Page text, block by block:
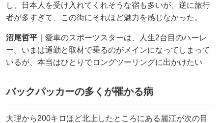
し、日本人を受け入れてくれそうな宿も多いが、逆に旅行
者が多すぎて、この街にそれほど魅力を感じなかった。
沼尾哲平 ｜愛車のスポーツスターは、人生2台目のハーレ
ー。いまは通勤と取材で乗るのがメインになってしまって
いるが、本当はひとりでロングツーリングに出かけたい
バックパッカーの多くが罹かる病
大理から200キロほど北上したところにある麗江が次の目